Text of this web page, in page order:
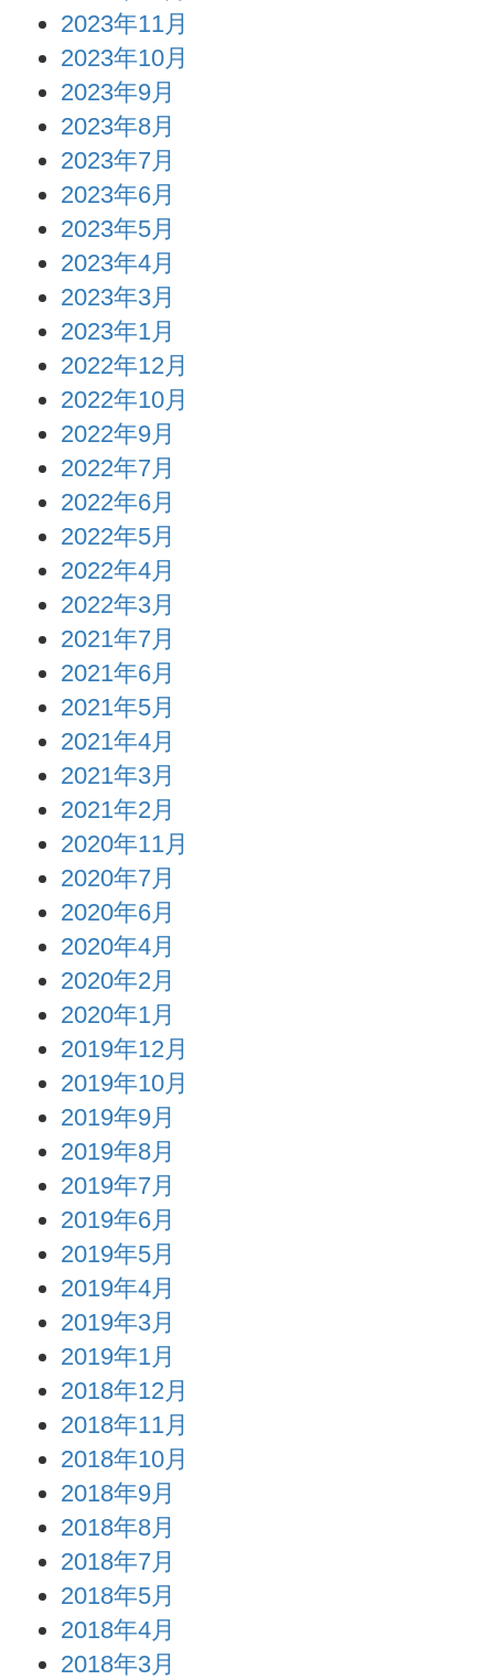
2023年11月
2023年10月
2023年9月
2023年8月
2023年7月
2023年6月
2023年5月
2023年4月
2023年3月
2023年1月
2022年12月
2022年10月
2022年9月
2022年7月
2022年6月
2022年5月
2022年4月
2022年3月
2021年7月
2021年6月
2021年5月
2021年4月
2021年3月
2021年2月
2020年11月
2020年7月
2020年6月
2020年4月
2020年2月
2020年1月
2019年12月
2019年10月
2019年9月
2019年8月
2019年7月
2019年6月
2019年5月
2019年4月
2019年3月
2019年1月
2018年12月
2018年11月
2018年10月
2018年9月
2018年8月
2018年7月
2018年5月
2018年4月
2018年3月